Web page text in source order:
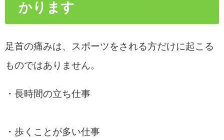
かります
足首の痛みは、スポーツをされる方だけに起こる
ものではありません。
・長時間の立ち仕事
・歩くことが多い仕事